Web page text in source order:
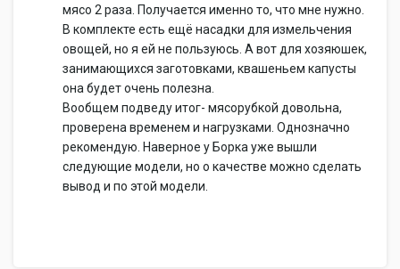
мясо 2 раза. Получается именно то, что мне нужно.
В комплекте есть ещё насадки для измельчения
овощей, но я ей не пользуюсь. А вот для хозяюшек,
занимающихся заготовками, квашеньем капусты
она будет очень полезна.
Вообщем подведу итог- мясорубкой довольна,
проверена временем и нагрузками. Однозначно
рекомендую. Наверное у Борка уже вышли
следующие модели, но о качестве можно сделать
вывод и по этой модели.